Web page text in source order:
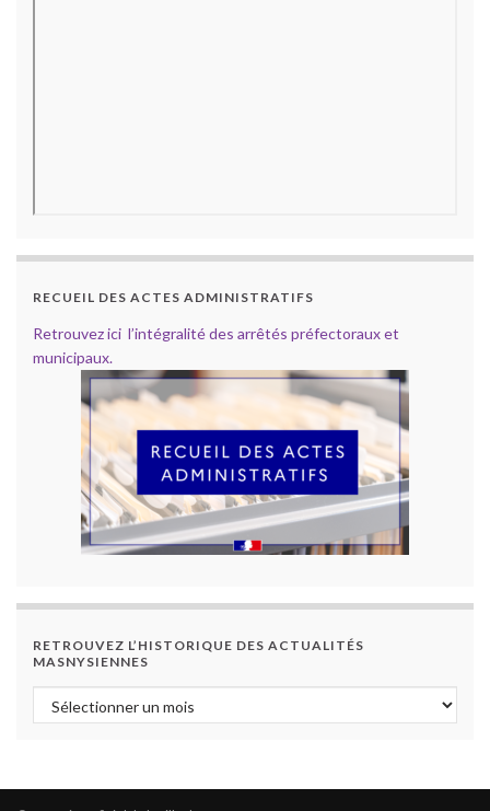
RECUEIL DES ACTES ADMINISTRATIFS
Retrouvez ici l’intégralité des arrêtés préfectoraux et
municipaux.
RETROUVEZ L’HISTORIQUE DES ACTUALITÉS
MASNYSIENNES
Retrouvez l’historique des actualités masnysiennes